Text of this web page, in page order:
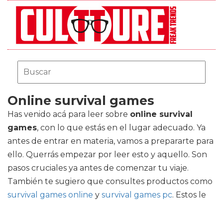
Online survival games
Has venido acá para leer sobre online survival
games, con lo que estás en el lugar adecuado. Ya
antes de entrar en materia, vamos a prepararte para
ello. Querrás empezar por leer esto y aquello. Son
pasos cruciales ya antes de comenzar tu viaje.
También te sugiero que consultes productos como
survival games online y survival games pc. Estos le